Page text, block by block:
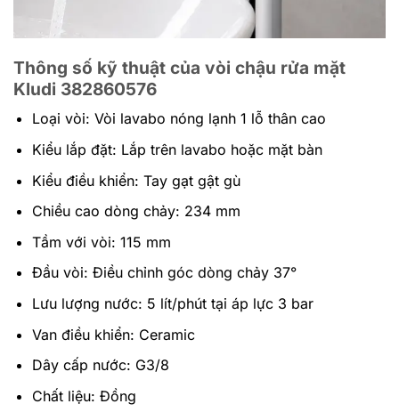
Thông số kỹ thuật của vòi chậu rửa mặt
Kludi 382860576
Loại vòi: Vòi lavabo nóng lạnh 1 lỗ thân cao
Kiểu lắp đặt: Lắp trên lavabo hoặc mặt bàn
Kiểu điều khiển: Tay gạt gật gù
Chiều cao dòng chảy: 234 mm
Tầm với vòi: 115 mm
Đầu vòi: Điều chỉnh góc dòng chảy 37°
Lưu lượng nước: 5 lít/phút tại áp lực 3 bar
Van điều khiển: Ceramic
Dây cấp nước: G3/8
Chất liệu: Đồng